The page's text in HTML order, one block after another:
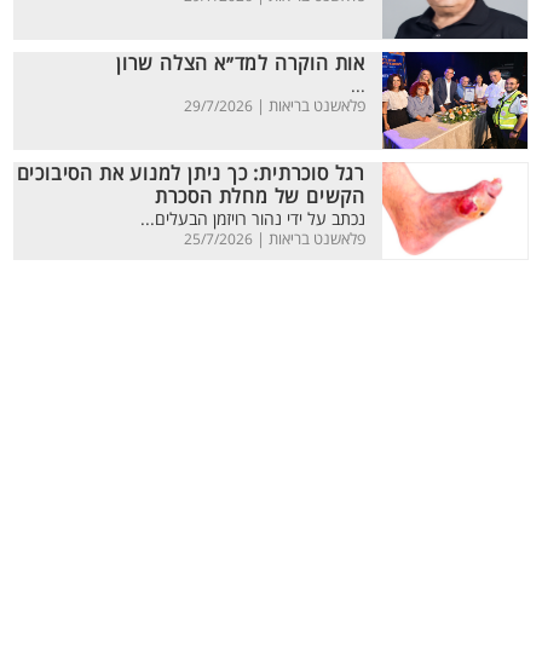
אות הוקרה למד״א הצלה שרון
...
פלאשנט בריאות | 29/7/2026
רגל סוכרתית: כך ניתן למנוע את הסיבוכים
הקשים של מחלת הסכרת
נכתב על ידי נהור רויזמן הבעלים...
פלאשנט בריאות | 25/7/2026